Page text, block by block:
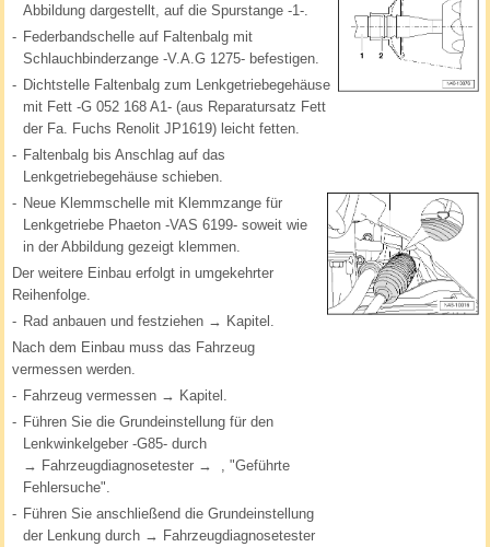
Abbildung dargestellt, auf die Spurstange -1-.
- Federbandschelle auf Faltenbalg mit
Schlauchbinderzange -V.A.G 1275- befestigen.
- Dichtstelle Faltenbalg zum Lenkgetriebegehäuse
mit Fett -G 052 168 A1- (aus Reparatursatz Fett
der Fa. Fuchs Renolit JP1619) leicht fetten.
- Faltenbalg bis Anschlag auf das
Lenkgetriebegehäuse schieben.
- Neue Klemmschelle mit Klemmzange für
Lenkgetriebe Phaeton -VAS 6199- soweit wie
in der Abbildung gezeigt klemmen.
Der weitere Einbau erfolgt in umgekehrter
Reihenfolge.
- Rad anbauen und festziehen → Kapitel.
Nach dem Einbau muss das Fahrzeug
vermessen werden.
- Fahrzeug vermessen → Kapitel.
- Führen Sie die Grundeinstellung für den
Lenkwinkelgeber -G85- durch
→ Fahrzeugdiagnosetester → , "Geführte
Fehlersuche".
- Führen Sie anschließend die Grundeinstellung
der Lenkung durch → Fahrzeugdiagnosetester